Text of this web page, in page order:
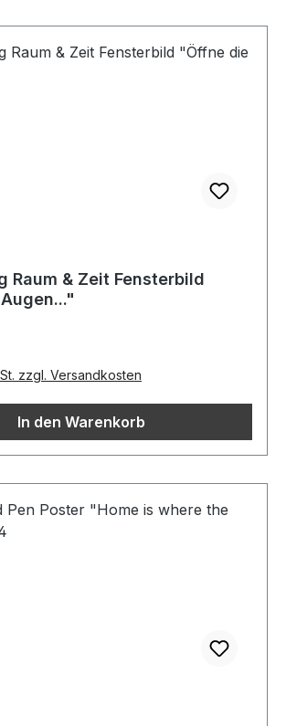
Raum & Zeit Fensterbild
zzgl. Versandkosten
In den Warenkorb